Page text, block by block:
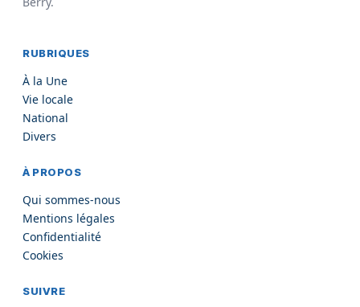
RUBRIQUES
À la Une
Vie locale
National
Divers
À PROPOS
Qui sommes-nous
Mentions légales
Confidentialité
Cookies
SUIVRE